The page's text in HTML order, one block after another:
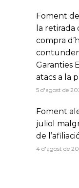
Foment
la
compra
Garanties
atacs a la
5 d'agost de
Foment
juliol
de
4 d'agost de